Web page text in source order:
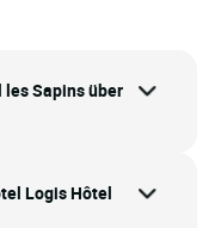
Sapins über
Logis Hôtel